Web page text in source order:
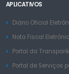
APLICATIVOS
Diário Oficial
Nota Fiscal
Portal da
Portal de Serviços